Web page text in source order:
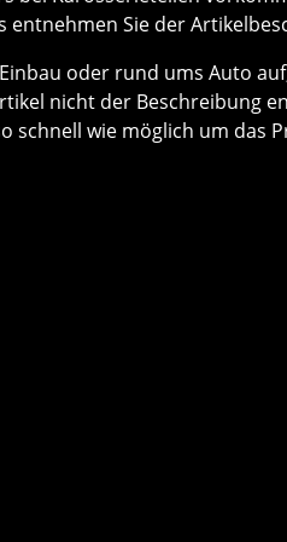
entnehmen Sie der
oder rund ums Auto
nicht der Beschreibung
schnell wie möglich um das